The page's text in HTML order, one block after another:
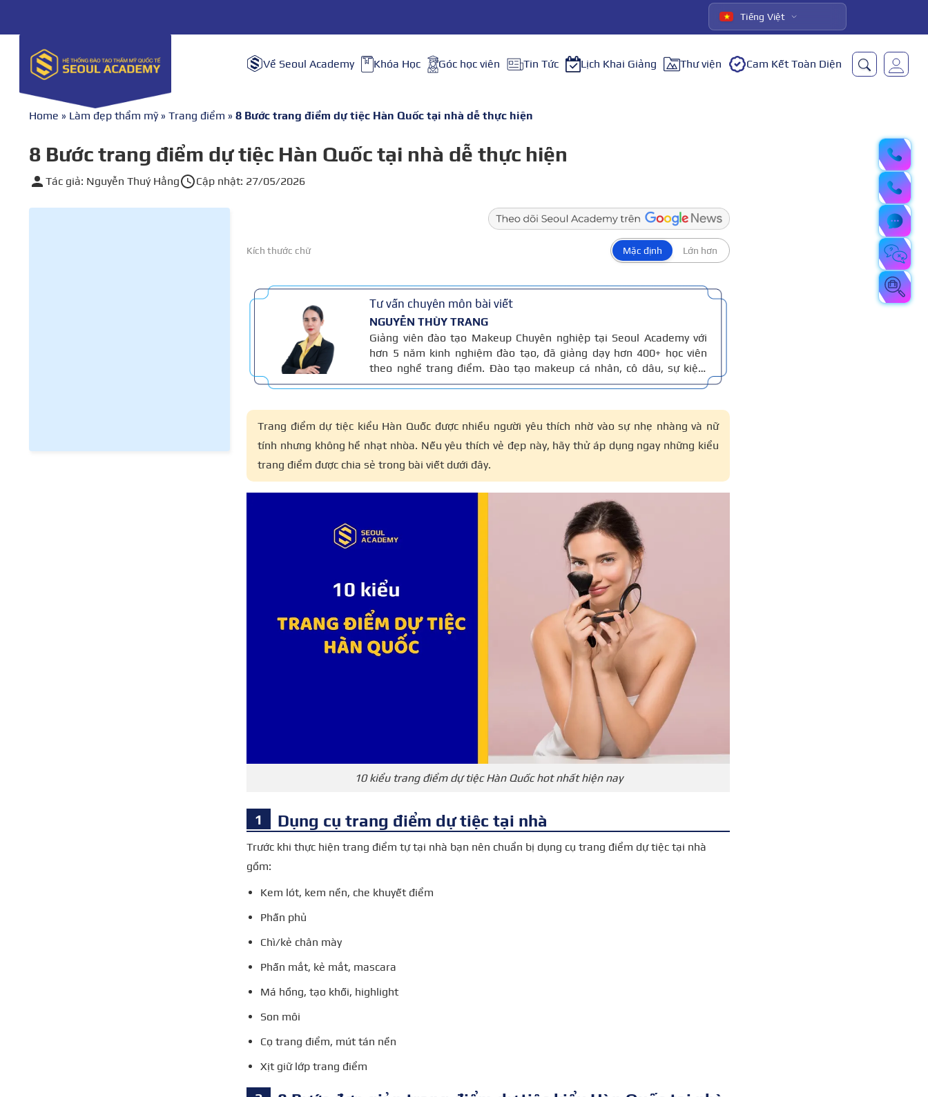
Tiếng Việt
Về Seoul Academy Khóa Học Góc học viên Tin Tức Lịch Khai Giảng Thư viện Cam Kết Toàn Diện
Home » Làm đẹp thẩm mỹ» Trang điểm » 8 Bước trang điểm dự tiệc Hàn Quốc tại nhà dễ thực hiện
8 Bước trang điểm dự tiệc Hàn Quốc tại nhà dễ thực hiện
Tác giả: Nguyễn Thuý Hằng Cập nhật: 27/05/2026
Kích thước chữ Mặc định Lớn hơn
Tư vấn chuyên môn bài viết
NGUYỄN THÙY TRANG
Giảng viên đào tạo Makeup Chuyên nghiệp tại Seoul Academy với
hơn 5 năm kinh nghiệm đào tạo, đã giảng dạy hơn 400+ học viên
theo nghề trang điểm. Đào tạo makeup cá nhân, cô dâu, sự kiện,
thời trang – chụp ảnh và thiết kế layout trang điểm theo khuôn mặt.
giảng dạy.
Trang điểm dự tiệc kiểu Hàn Quốc được nhiều người yêu thích nhờ vào sự nhẹ nhàng và nữ
tính nhưng không hề nhạt nhòa. Nếu yêu thích vẻ đẹp này, hãy thử áp dụng ngay những kiểu
trang điểm được chia sẻ trong bài viết dưới đây.
10 kiểu trang điểm dự tiệc Hàn Quốc hot nhất hiện nay
Dụng cụ trang điểm dự tiệc tại nhà
Trước khi thực hiện trang điểm tự tại nhà bạn nên chuẩn bị dụng cụ trang điểm dự tiệc tại nhà
gồm:
Kem lót, kem nền, che khuyết điểm
Phấn phủ
Chì/kẻ chân mày
Phấn mắt, kẻ mắt, mascara
Má hồng, tạo khối, highlight
Son môi
Cọ trang điểm, mút tán nền
Xịt giữ lớp trang điểm